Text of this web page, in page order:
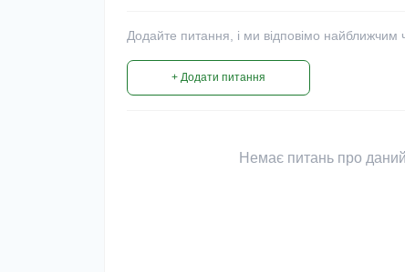
Додайте питання, і ми відповімо найближчим
+ Додати питання
Немає питань про